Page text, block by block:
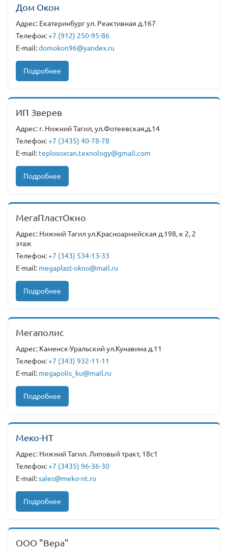
Дом Окон
Адрес: Екатеринбург ул. Реактивная д.167
Телефон:+7 (912) 250-95-86
E-mail:domokon96@yandex.ru
Подробнее
ИП Зверев
Адрес: г. Нижний Тагил, ул.Фотеевская,д.14
Телефон:+7 (3435) 40-78-78
E-mail: teplosoxran.texnology@gmail.com
Подробнее
МегаПластОкно
Адрес: Нижний Тагил ул.Красноармейская д.198, к 2, 2
этаж
Телефон:+7 (343) 534-13-33
E-mail: megaplast-okno@mail.ru
Подробнее
Мегаполис
Адрес: Каменск-Уральский ул.Кунавина д.11
Телефон:+7 (343) 932-11-11
E-mail: megapolis_ku@mail.ru
Подробнее
Меко-НТ
Адрес: Нижний Тагил. Липовый тракт, 18с1
Телефон:+7 (3435) 96-36-30
E-mail:sales@meko-nt.ru
Подробнее
ООО "Вера"